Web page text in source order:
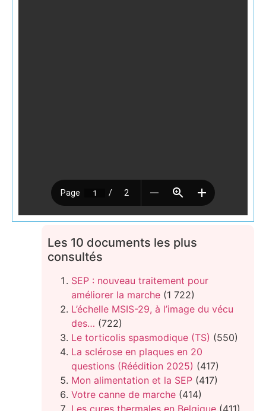
Les 10 documents les plus
consultés
SEP : nouveau traitement pour
améliorer la marche (1 722)
L’échelle MSIS-29, à l’image du vécu
des… (722)
Le torticolis spasmodique (TS) (550)
La sclérose en plaques en 20
questions (Réédition 2025) (417)
Mon alimentation et la SEP (417)
Votre canne de marche (414)
Les cures thermales en Belgique (411)